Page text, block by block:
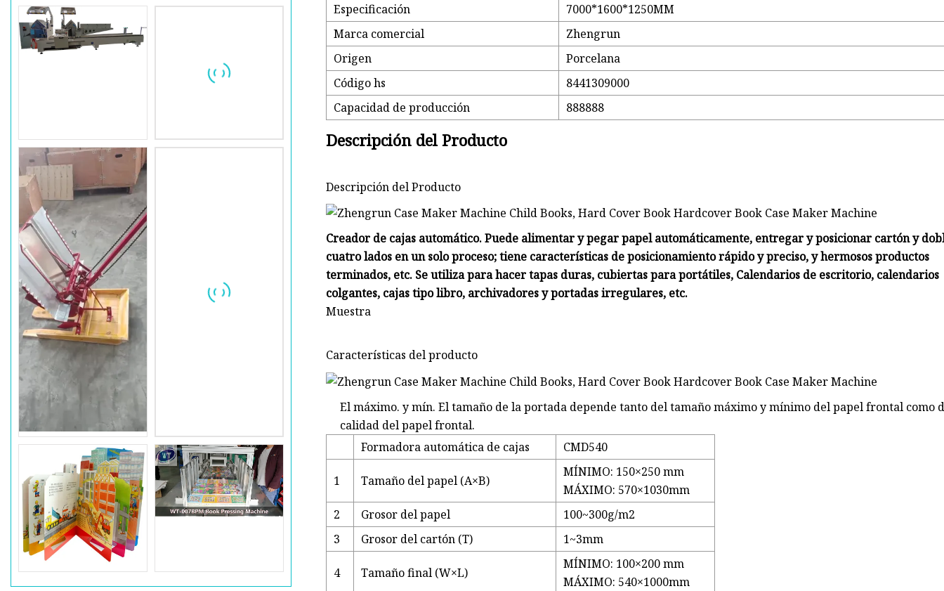
Especificación
7000*1600*1250MM
Marca comercial
Zhengrun
Origen
Porcelana
Código hs
8441309000
Capacidad de producción
888888
Descripción del Producto
Descripción del Producto
Creador de cajas automático. Puede alimentar y pegar papel automáticamente, entregar y posicionar cartón y
cuatro lados en un solo proceso; tiene características de posicionamiento rápido y preciso, y hermosos productos
terminados, etc. Se utiliza para hacer tapas duras, cubiertas para portátiles, Calendarios de escritorio, calendarios
colgantes, cajas tipo libro, archivadores y portadas irregulares, etc.
Muestra
Características del producto
El máximo. y mín. El tamaño de la portada depende tanto del tamaño máximo y mínimo del papel frontal como
calidad del papel frontal.
Formadora automática de cajas
CMD540
1 Tamaño del papel (A×B)
MÍNIMO: 150×250 mm
MÁXIMO: 570×1030mm
2
Grosor del papel
100~300g/m2
3
Grosor del cartón (T) 1~3mm
4 Tamaño final (W×L)
MÍNIMO: 100×200 mm
MÁXIMO: 540×1000mm